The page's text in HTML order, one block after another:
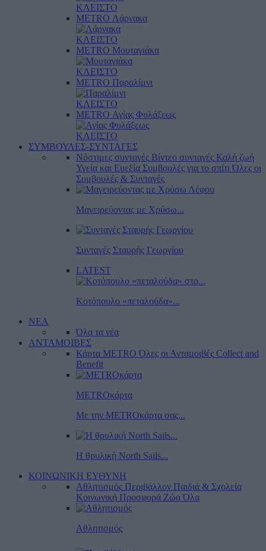
ΚΛΕΙΣΤΟ
METRO Λάρνακα
ΚΛΕΙΣΤΟ
METRO Μουταγιάκα
ΚΛΕΙΣΤΟ
METRO Παραλίμνι
ΚΛΕΙΣΤΟ
METRO Αγίας Φυλάξεως
ΚΛΕΙΣΤΟ
ΣΥΜΒΟΥΛΕΣ-ΣΥΝΤΑΓΕΣ
Νόστιμες συνταγές Βίντεο συνταγές Καλή ζωή
Υγεία και Ευεξία Συμβουλές για το σπίτι Όλες οι
Συμβουλές & Συνταγές
Μαγειρεύοντας με Χρύσω...
Συνταγές Σταυρής Γεωργίου
LATEST
Κοτόπουλο «πεταλούδα»...
ΝΕΑ
Όλα τα νέα
ΑΝΤΑΜΟΙΒΕΣ
Κάρτα METRO Όλες οι Ανταμοιβές Collect and
Benefit
METROκάρτα
Με την METROκάρτα σας...
Η θρυλική North Sails...
ΚΟΙΝΩΝΙΚΗ ΕΥΘΥΝΗ
Αθλητισμός Περιβάλλον Παιδιά & Σχολεία
Κοινωνική Προσφορά Ζώα Όλα
Αθλητισμός